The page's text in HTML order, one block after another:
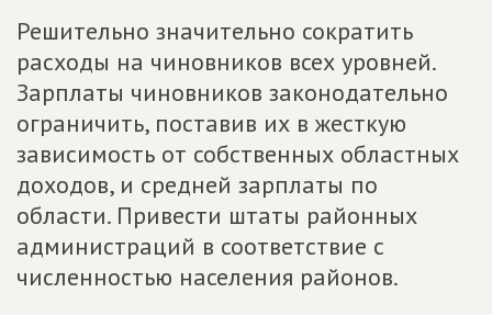
Решительно значительно сократить
расходы на чиновников всех уровней.
Зарплаты чиновников законодательно
ограничить, поставив их в жесткую
зависимость от собственных областных
доходов, и средней зарплаты по
области. Привести штаты районных
администраций в соответствие с
численностью населения районов.